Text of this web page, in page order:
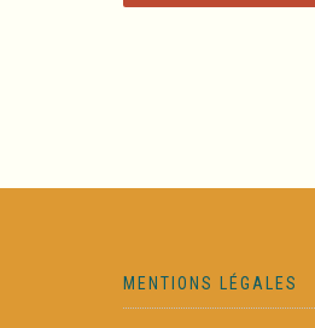
MENTIONS LÉGALES